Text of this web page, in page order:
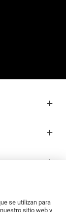
se utilizan para
sitio web y